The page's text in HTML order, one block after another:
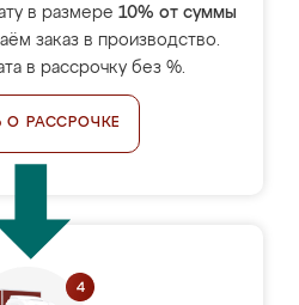
в размере 10% от суммы
заказ в производство.
в рассрочку без %.
О РАССРОЧКЕ